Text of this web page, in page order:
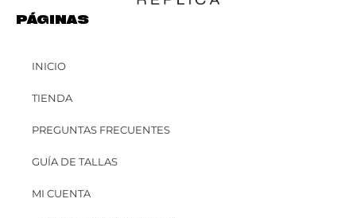
PÁGINAS
INICIO
TIENDA
PREGUNTAS FRECUENTES
GUÍA DE TALLAS
MI CUENTA